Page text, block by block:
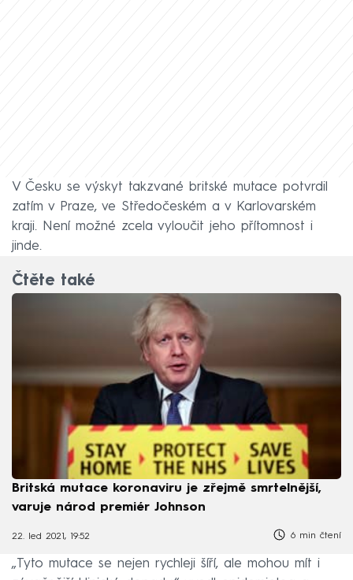
V Česku se výskyt takzvané britské mutace potvrdil
zatím v Praze, ve Středočeském a v Karlovarském
kraji. Není možné zcela vyloučit jeho přítomnost i
jinde.
Čtěte také
Britská mutace koronaviru je zřejmě smrtelnější,
varuje národ premiér Johnson
22. led 2021, 19:52 6 min čtení
„Tyto mutace se nejen rychleji šíří, ale mohou mít i